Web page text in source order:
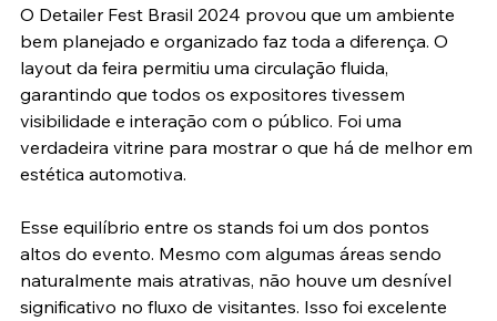
O Detailer Fest Brasil 2024 provou que um ambiente
bem planejado e organizado faz toda a diferença. O
layout da feira permitiu uma circulação fluida,
garantindo que todos os expositores tivessem
visibilidade e interação com o público. Foi uma
verdadeira vitrine para mostrar o que há de melhor em
estética automotiva.
Esse equilíbrio entre os stands foi um dos pontos
altos do evento. Mesmo com algumas áreas sendo
naturalmente mais atrativas, não houve um desnível
significativo no fluxo de visitantes. Isso foi excelente